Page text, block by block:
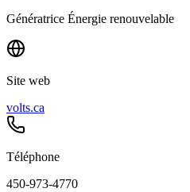
Génératrice Énergie renouvelable
Site web
volts.ca
Téléphone
450-973-4770